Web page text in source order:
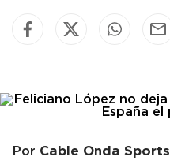
Por Cable Onda Sports